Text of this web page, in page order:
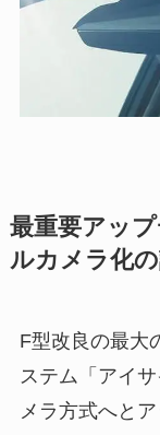
最重要アッ
ルカメラ化
F型改良の最大
ステム「アイ
メラ方式へと